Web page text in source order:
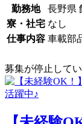
勤務地
長野県
寮・社宅 なし
仕事内容 車載部
募集が停止して